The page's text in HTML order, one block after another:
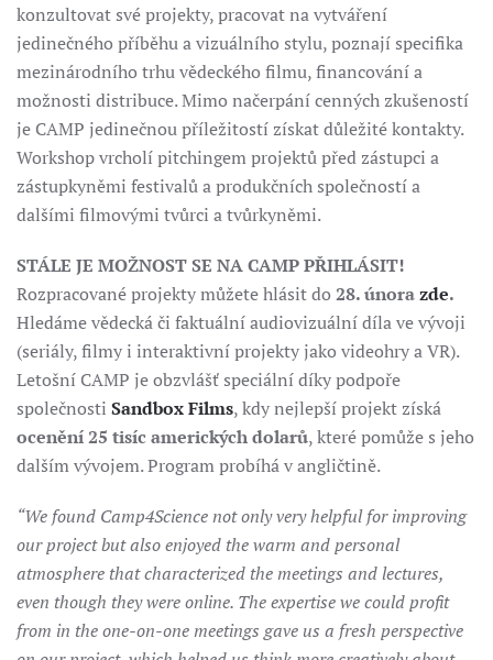
konzultovat své projekty, pracovat na vytváření
jedinečného příběhu a vizuálního stylu, poznají specifika
mezinárodního trhu vědeckého filmu, financování a
možnosti distribuce. Mimo načerpání cenných zkušeností
je CAMP jedinečnou příležitostí získat důležité kontakty.
Workshop vrcholí pitchingem projektů před zástupci a
zástupkyněmi festivalů a produkčních společností a
dalšími filmovými tvůrci a tvůrkyněmi.
STÁLE JE MOŽNOST SE NA CAMP PŘIHLÁSIT!
Rozpracované projekty můžete hlásit do 28. únorazde.
Hledáme vědecká či faktuální audiovizuální díla ve vývoji
(seriály, filmy i interaktivní projekty jako videohry a VR).
Letošní CAMP je obzvlášť speciální díky podpoře
společnosti Sandbox Films, kdy nejlepší projekt získá
ocenění 25 tisíc amerických dolarů, které pomůže s jeho
dalším vývojem. Program probíhá v angličtině.
“We found Camp4Science not only very helpful for improving
our project but also enjoyed the warm and personal
atmosphere that characterized the meetings and lectures,
even though they were online. The expertise we could profit
from in the one-on-one meetings gave us a fresh perspective